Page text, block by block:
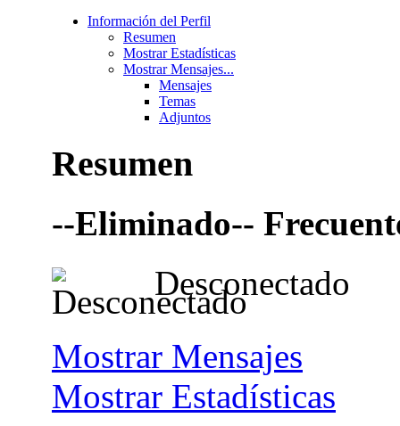
Información del Perfil
Resumen
Mostrar Estadísticas
Mostrar Mensajes...
Mensajes
Temas
Adjuntos
Resumen
--Eliminado--
Desconectado
Mostrar Mensajes
Mostrar Estadísticas